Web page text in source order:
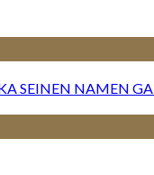
SEINEN NAMEN